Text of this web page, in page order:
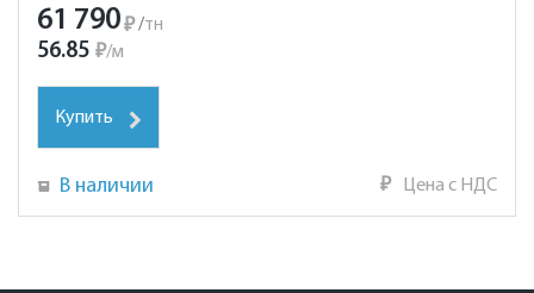
61 790₽ /тн
56.85 ₽/м
Купить
В наличии ₽ Цена с НДС